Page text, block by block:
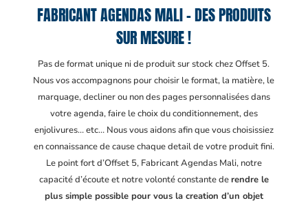
FABRICANT AGENDAS MALI – DES PRODUITS
SUR MESURE !
Pas de format unique ni de produit sur stock chez Offset 5.
Nous vos accompagnons pour choisir le format, la matière, le
marquage, decliner ou non des pages personnalisées dans
votre agenda, faire le choix du conditionnement, des
enjolivures… etc… Nous vous aidons afin que vous choisissiez
en connaissance de cause chaque detail de votre produit fini.
Le point fort d’Offset 5, Fabricant Agendas Mali, notre
capacité d’écoute et notre volonté constante derendre le
plus simple possible pour vous la creation d’un objet